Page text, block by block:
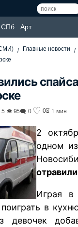
СПб Арт
Главные новости
👁 95🗨 0 ♡ 0⏳ 1 мин
2
одном
Играя в
в
девочек